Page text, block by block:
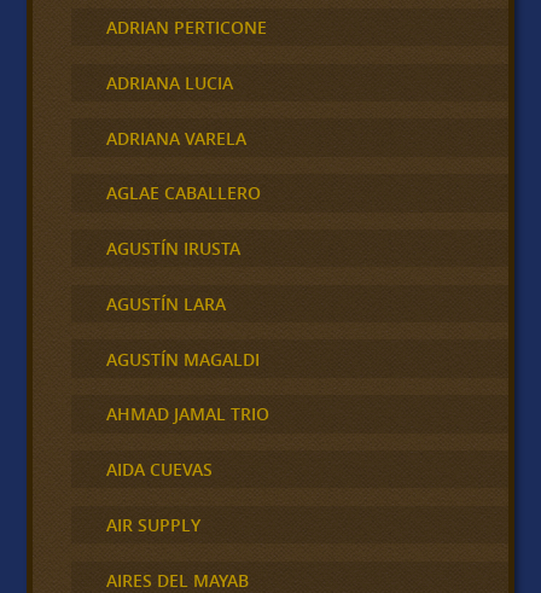
ADRIAN PERTICONE
ADRIANA LUCIA
ADRIANA VARELA
AGLAE CABALLERO
AGUSTÍN IRUSTA
AGUSTÍN LARA
AGUSTÍN MAGALDI
AHMAD JAMAL TRIO
AIDA CUEVAS
AIR SUPPLY
AIRES DEL MAYAB